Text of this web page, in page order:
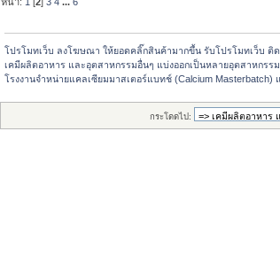
โปรโมทเว็บ ลงโฆษณา ให้ยอดคลิ๊กสินค้ามากขึ้น รับโปรโมทเว็บ
เคมีผลิตอาหาร และอุตสาหกรรมอื่นๆ แบ่งออกเป็นหลายอุตสาหกรร
โรงงานจำหน่ายแคลเซียมมาสเตอร์แบทช์ (Calcium Masterbatch)
กระโดดไป: